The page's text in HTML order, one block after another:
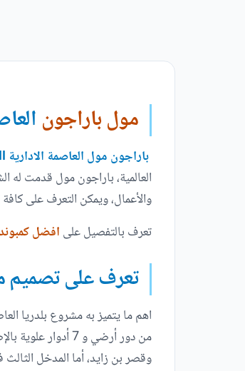
مول باراجون
باراجون مول العاصمة الادارية Paragon New Capital Mall
والأعمال، ويمكن التعرف على
تعرف بالتفصيل على افضل
تعرف على تصميم
اهم ما يتميز به مشروع بلدريا
وقصر بن زايد، أما المدخل الثالث